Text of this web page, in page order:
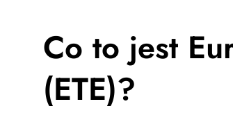
Co to jest
(ETE)?